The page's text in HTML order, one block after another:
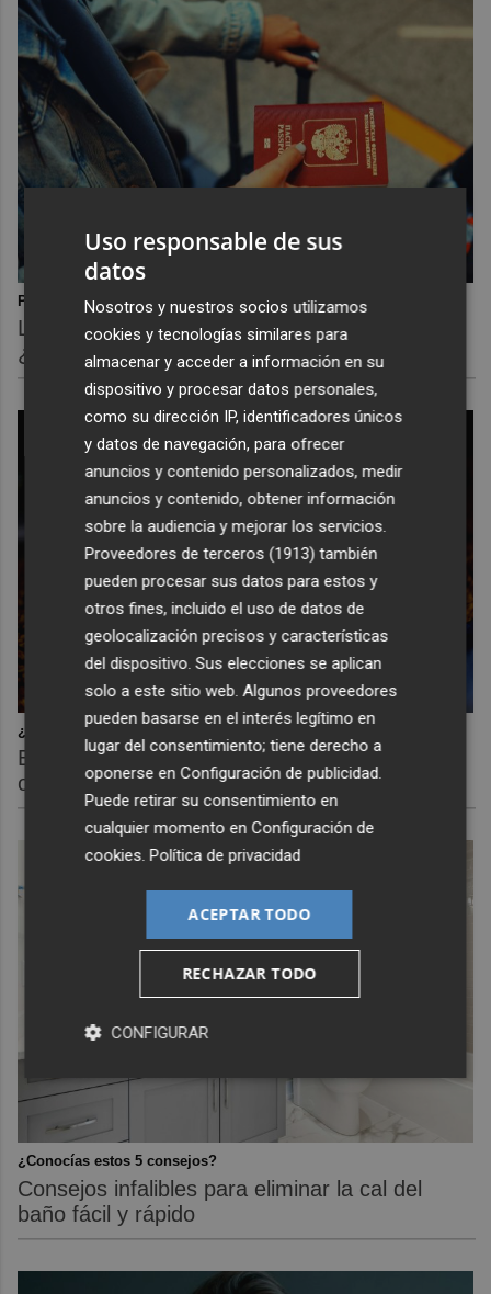
Pasaportes que abren puertas
Los pasaportes más poderosos del mundo,
¿está el tuyo?
¿Sabías que existen?
Estas criaturas existen y parecen sacadas de
otro planeta
¿Conocías estos 5 consejos?
Consejos infalibles para eliminar la cal del
baño fácil y rápido
Uso responsable de sus
datos
Nosotros y nuestros socios utilizamos
cookies y tecnologías similares para
almacenar y acceder a información en su
dispositivo y procesar datos personales,
como su dirección IP, identificadores únicos
y datos de navegación, para ofrecer
anuncios y contenido personalizados, medir
anuncios y contenido, obtener información
sobre la audiencia y mejorar los servicios.
Proveedores de terceros (1913) también
pueden procesar sus datos para estos y
otros fines, incluido el uso de datos de
geolocalización precisos y características
del dispositivo. Sus elecciones se aplican
solo a este sitio web. Algunos proveedores
pueden basarse en el interés legítimo en
lugar del consentimiento; tiene derecho a
oponerse enConfiguración de publicidad
Puede retirar su consentimiento en
cualquier momento enConfiguración de
cookies .Política de privacidad
ACEPTAR TODO
RECHAZAR TODO
CONFIGURAR